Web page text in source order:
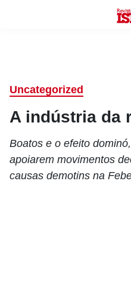
Uncategorized
A indústria da
Boatos e o efeito
apoiarem movimentos
causas demotins na